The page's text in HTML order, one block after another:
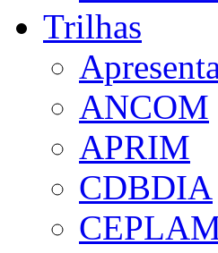
Trilhas
ANCOM
APRIM
CDBDIA